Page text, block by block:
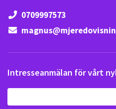
0709997573
Intresseanmälan för vårt